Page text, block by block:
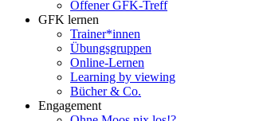
Offener GFK-Treff
GFK lernen
Trainer*innen
Übungsgruppen
Online-Lernen
Learning by viewing
Bücher & Co.
Engagement